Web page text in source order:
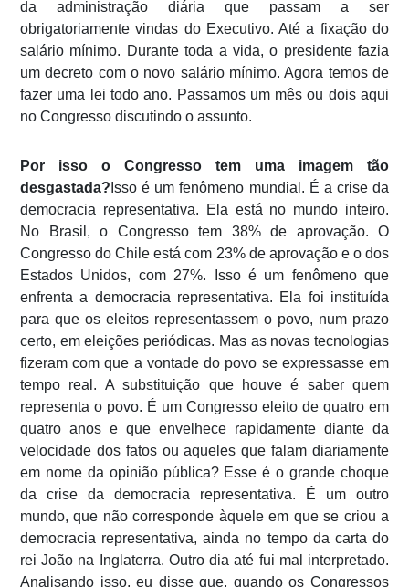
da administração diária que passam a ser
obrigatoriamente vindas do Executivo. Até a fixação do
salário mínimo. Durante toda a vida, o presidente fazia
um decreto com o novo salário mínimo. Agora temos de
fazer uma lei todo ano. Passamos um mês ou dois aqui
no Congresso discutindo o assunto.
Por isso o Congresso tem uma imagem tão
desgastada? Isso é um fenômeno mundial. É a crise da
democracia representativa. Ela está no mundo inteiro.
No Brasil, o Congresso tem 38% de aprovação. O
Congresso do Chile está com 23% de aprovação e o dos
Estados Unidos, com 27%. Isso é um fenômeno que
enfrenta a democracia representativa. Ela foi instituída
para que os eleitos representassem o povo, num prazo
certo, em eleições periódicas. Mas as novas tecnologias
fizeram com que a vontade do povo se expressasse em
tempo real. A substituição que houve é saber quem
representa o povo. É um Congresso eleito de quatro em
quatro anos e que envelhece rapidamente diante da
velocidade dos fatos ou aqueles que falam diariamente
em nome da opinião pública? Esse é o grande choque
da crise da democracia representativa. É um outro
mundo, que não corresponde àquele em que se criou a
democracia representativa, ainda no tempo da carta do
rei João na Inglaterra. Outro dia até fui mal interpretado.
Analisando isso, eu disse que, quando os Congressos